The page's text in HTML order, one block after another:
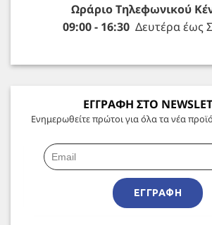
Ωράριο Τηλεφωνικού
09:00 - 16:30Δευτέρα έως
ΕΓΓΡΑΦΗ ΣΤΟ
Ενημερωθείτε πρώτοι για όλα τα νέα
ΕΓΓΡΑΦΉ